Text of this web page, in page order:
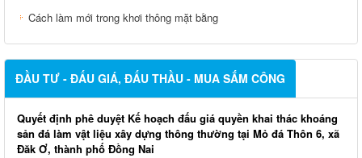
Cách làm mới trong khơi thông mặt bằng
ĐẦU TƯ - ĐẤU GIÁ, ĐẤU THẦU - MUA SẮM CÔNG
Quyết định phê duyệt Kế hoạch đấu giá quyền khai thác khoáng
sản đá làm vật liệu xây dựng thông thường tại Mỏ đá Thôn 6, xã
Đăk Ơ, thành phố Đồng Nai